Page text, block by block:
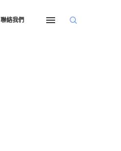
聯絡我們